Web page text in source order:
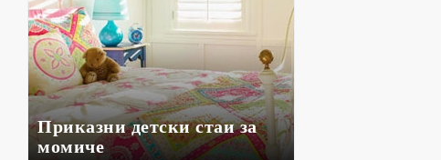
Приказни детски стаи за
момиче